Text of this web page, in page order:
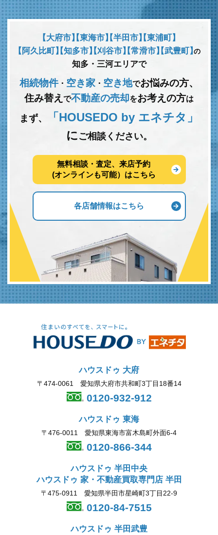
【大府市】【東海市】【半田市】【東浦町】
【阿久比町】【知多市】【刈谷市】【常滑市】【武豊町】の
知多・三河エリアで
相続物件･ 空き家 ･ 空き地でお悩みの方、
住み替え で不動産の売却をお考えの方は
まず、
「HOUSEDO by エネチタ」
にご相談ください。
無料相談・査定、来店予約
(オンラインも可能）はこちら
各店舗情報はこちら
ハウスドゥ 大府
〒474-0061 愛知県大府市共和町3丁目18番14
0120-932-912
ハウスドゥ 東海
〒476-0011 愛知県東海市富木島町外面6-4
0120-866-344
ハウスドゥ 半田中央
ハウスドゥ 家・不動産買取専門店 半田
〒475-0911 愛知県半田市星崎町3丁目22-9
0120-84-7515
ハウスドゥ 半田武豊